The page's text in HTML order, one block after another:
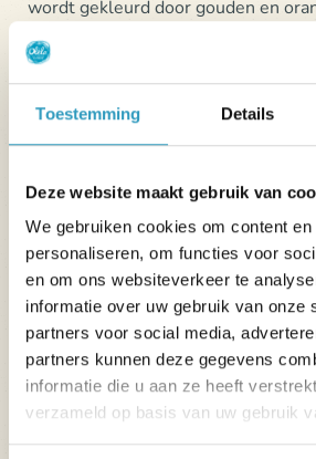
Toestemming Details
Deze website maakt gebruik van
We gebruiken cookies om content
personaliseren, om functies voor
en om ons websiteverkeer te
informatie over uw gebruik van onze
partners voor social media,
partners kunnen deze gegevens
informatie die u aan ze heeft
verzameld op basis van uw gebruik
wordt gekleurd door gouden en
Aan het einde van de dag vormen
landschappen langs de Loire het